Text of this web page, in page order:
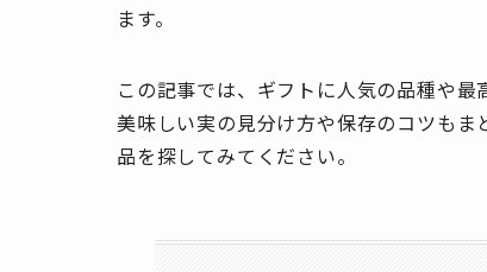
ます。
この記事では、ギフトに人気の品種や最
美味しい実の見分け方や保存のコツも
品を探してみてください。